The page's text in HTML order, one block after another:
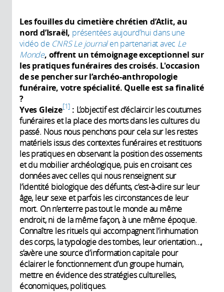
Les fouilles du cimetière chrétien d’Atlit, au
nord d’Israël, présentées aujourd’hui dans une
vidéo de CNRS Le journalen partenariat avec Le
Monde, offrent un témoignage exceptionnel sur
les pratiques funéraires des croisés. L'occasion
de se pencher sur l’archéo-anthropologie
funéraire, votre spécialité. Quelle est sa finalité
?
Yves Gleize 1 : L’objectif est d’éclaircir les coutumes
funéraires et la place des morts dans les cultures du
passé. Nous nous penchons pour cela sur les restes
matériels issus des contextes funéraires et restituons
les pratiques en observant la position des ossements
et du mobilier archéologique, puis en croisant ces
données avec celles qui nous renseignent sur
l’identité biologique des défunts, c’est-à-dire sur leur
âge, leur sexe et parfois les circonstances de leur
mort. On n’enterre pas tout le monde au même
endroit, ni de la même façon, à une même époque.
Connaître les rituels qui accompagnent l’inhumation
des corps, la typologie des tombes, leur orientation…,
s’avère une source d’information capitale pour
éclairer le fonctionnement d’un groupe humain,
mettre en évidence des stratégies culturelles,
économiques, politiques.